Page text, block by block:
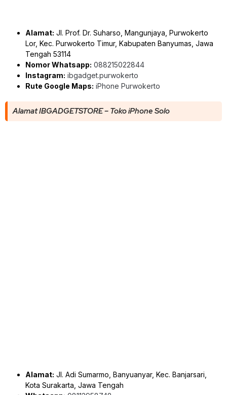
Alamat: Jl. Prof. Dr. Suharso, Mangunjaya, Purwokerto
Lor, Kec. Purwokerto Timur, Kabupaten Banyumas, Jawa
Tengah 53114
Nomor Whatsapp: 088215022844
Instagram: ibgadget.purwokerto
Rute Google Maps: iPhone Purwokerto
Alamat IBGADGETSTORE – Toko iPhone Solo
Alamat: Jl. Adi Sumarmo, Banyuanyar, Kec. Banjarsari,
Kota Surakarta, Jawa Tengah